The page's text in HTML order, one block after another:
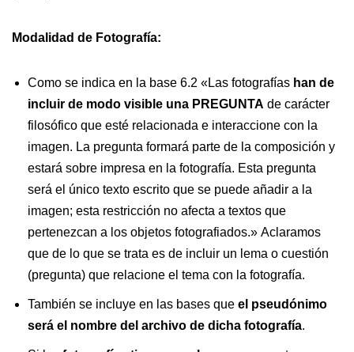
Modalidad de Fotografía:
Como se indica en la base 6.2 «Las fotografías han de
incluir de modo visible una PREGUNTA de carácter
filosófico que esté relacionada e interaccione con la
imagen. La pregunta formará parte de la composición y
estará sobre impresa en la fotografía. Esta pregunta
será el único texto escrito que se puede añadir a la
imagen; esta restricción no afecta a textos que
pertenezcan a los objetos fotografiados.» Aclaramos
que de lo que se trata es de incluir un lema o cuestión
(pregunta) que relacione el tema con la fotografía.
También se incluye en las bases que el pseudónimo
será el nombre del archivo de dicha fotografía.